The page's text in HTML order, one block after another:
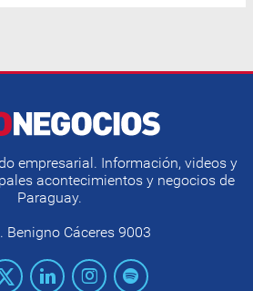
empresarial. Información, videos y
acontecimientos y negocios de
Paraguay.
Benigno Cáceres 9003